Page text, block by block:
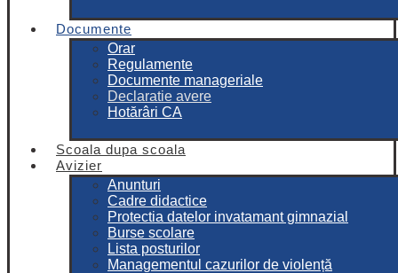
Documente
Orar
Regulamente
Documente manageriale
Declaratie avere
Hotărâri CA
Scoala dupa scoala
Avizier
Anunturi
Cadre didactice
Protectia datelor invatamant gimnazial
Burse scolare
Lista posturilor
Managementul cazurilor de violență